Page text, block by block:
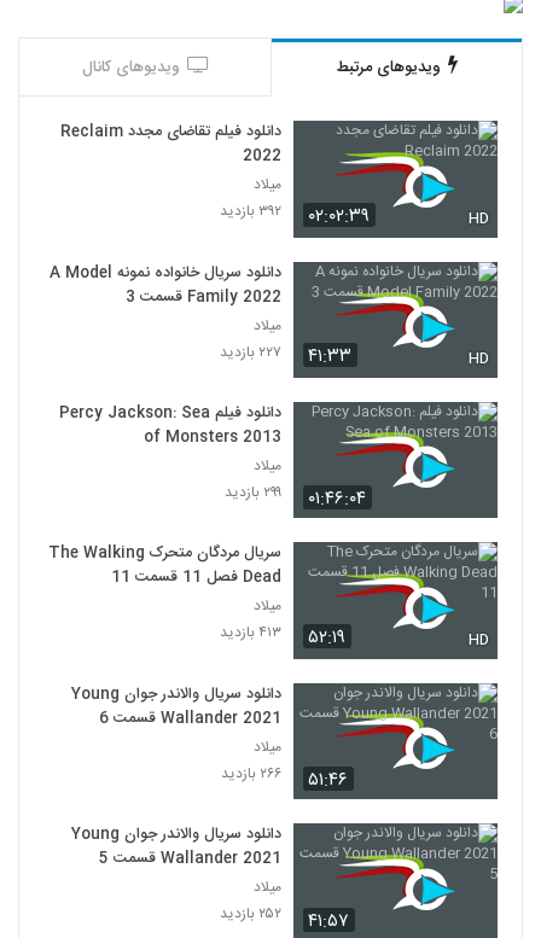
ویدیوهای مرتبط ویدیوهای کانال
۰۲:۰۲:۳۹ HD
دانلود فیلم تقاضای مجدد Reclaim
2022
میلاد
۳۹۲ بازدید
۴۱:۳۳ HD
دانلود سریال خانواده نمونه A Model
Family 2022 قسمت 3
میلاد
۲۲۷ بازدید
۰۱:۴۶:۰۴
دانلود فیلم Percy Jackson: Sea
of Monsters 2013
میلاد
۲۹۹ بازدید
۵۲:۱۹ HD
سریال مردگان متحرک The Walking
Dead فصل 11 قسمت 11
میلاد
۴۱۳ بازدید
۵۱:۴۶
دانلود سریال والاندر جوان Young
Wallander 2021 قسمت 6
میلاد
۲۶۶ بازدید
۴۱:۵۷
دانلود سریال والاندر جوان Young
Wallander 2021 قسمت 5
میلاد
۲۵۲ بازدید